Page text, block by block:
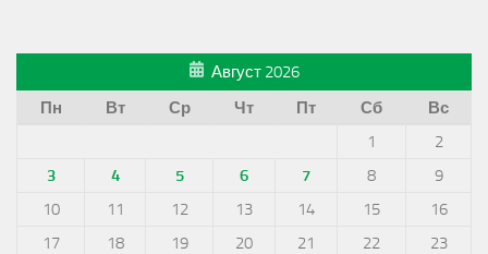
Август 2026
Пн
Вт Ср Чт Пт Сб
Вс
1
2
3
4 5 6 7 8
9
10
11 12 13 14 15
16
17
18 19 20 21 22
23